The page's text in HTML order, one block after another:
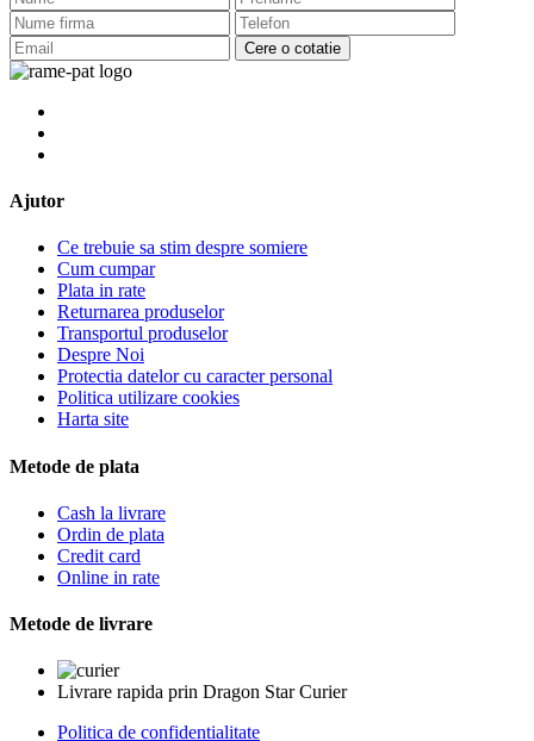
Cere o cotatie
Ajutor
Ce trebuie sa stim despre somiere
Cum cumpar
Plata in rate
Returnarea produselor
Transportul produselor
Despre Noi
Protectia datelor cu caracter personal
Politica utilizare cookies
Harta site
Metode de plata
Cash la livrare
Ordin de plata
Credit card
Online in rate
Metode de livrare
Livrare rapida prin Dragon Star Curier
Politica de confidentialitate